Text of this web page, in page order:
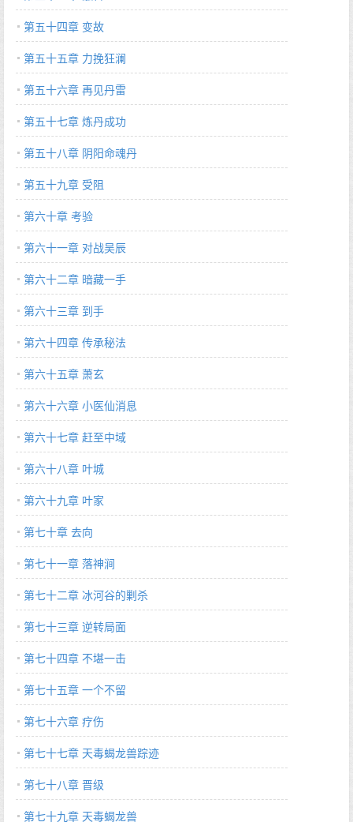
第五十四章 变故
第五十五章 力挽狂澜
第五十六章 再见丹雷
第五十七章 炼丹成功
第五十八章 阴阳命魂丹
第五十九章 受阻
第六十章 考验
第六十一章 对战吴辰
第六十二章 暗藏一手
第六十三章 到手
第六十四章 传承秘法
第六十五章 萧玄
第六十六章 小医仙消息
第六十七章 赶至中域
第六十八章 叶城
第六十九章 叶家
第七十章 去向
第七十一章 落神涧
第七十二章 冰河谷的剿杀
第七十三章 逆转局面
第七十四章 不堪一击
第七十五章 一个不留
第七十六章 疗伤
第七十七章 天毒蝎龙兽踪迹
第七十八章 晋级
第七十九章 天毒蝎龙兽